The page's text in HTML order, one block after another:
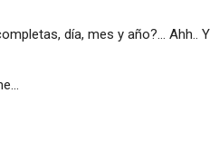
día, mes y año?... Ahh.. Y